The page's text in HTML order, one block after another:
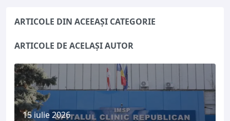
ARTICOLE DIN ACEEAȘI CATEGORIE
ARTICOLE DE ACELAȘI AUTOR
15 iulie 2026